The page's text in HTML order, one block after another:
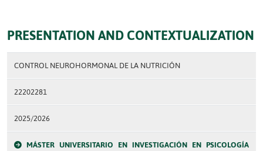
PRESENTATION AND CONTEXTUALIZATION
CONTROL NEUROHORMONAL DE LA NUTRICIÓN
22202281
2025/2026
MÁSTER UNIVERSITARIO EN INVESTIGACIÓN EN PSICOLOGÍA